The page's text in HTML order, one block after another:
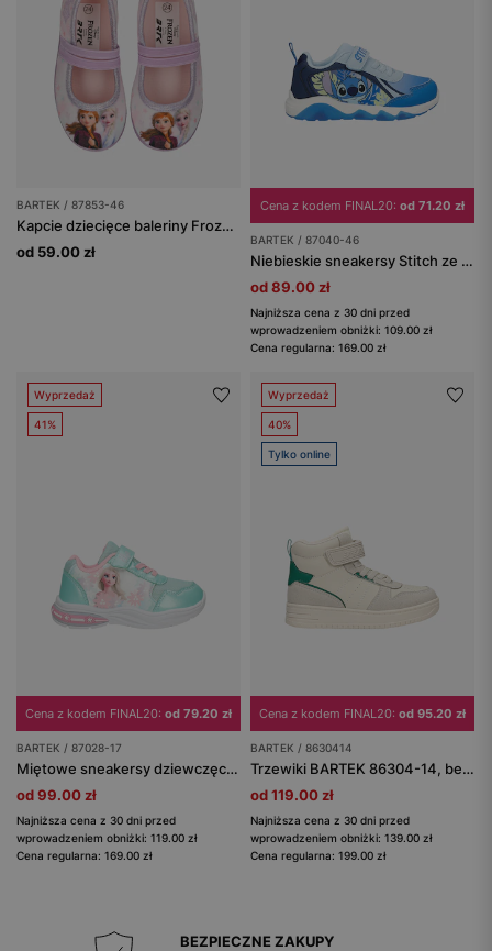
BARTEK / 87853-46
Kapcie dziecięce baleriny Frozen BARTEK 87853-46
od 59.00 zł
Cena z kodem FINAL20: od 71.20 zł
BARTEK / 87040-46
Niebieskie sneakersy Stitch ze świecącą podeszwą BARTEK 87040-46
od 89.00 zł
Najniższa cena z 30 dni przed
wprowadzeniem obniżki: 109.00 zł
Cena regularna: 169.00 zł
Wyprzedaż
41%
Cena z kodem FINAL20: od 79.20 zł
BARTEK / 87028-17
Miętowe sneakersy dziewczęce z Elsą FROZEN ze świecącą podeszwą BARTEK 87028-17
od 99.00 zł
Najniższa cena z 30 dni przed
wprowadzeniem obniżki: 119.00 zł
Cena regularna: 169.00 zł
Wyprzedaż
40%
Tylko online
Cena z kodem FINAL20: od 95.20 zł
BARTEK / 8630414
Trzewiki BARTEK 86304-14, beżowo-zielony
od 119.00 zł
Najniższa cena z 30 dni przed
wprowadzeniem obniżki: 139.00 zł
Cena regularna: 199.00 zł
BEZPIECZNE ZAKUPY